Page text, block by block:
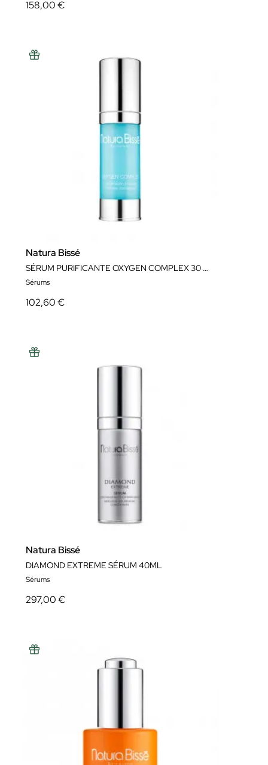
158,00 €
Natura Bissé
SÉRUM PURIFICANTE OXYGEN COMPLEX 30 ML NATURA BISSÉ
Sérums
102,60 €
Natura Bissé
DIAMOND EXTREME SÉRUM 40ML
Sérums
297,00 €